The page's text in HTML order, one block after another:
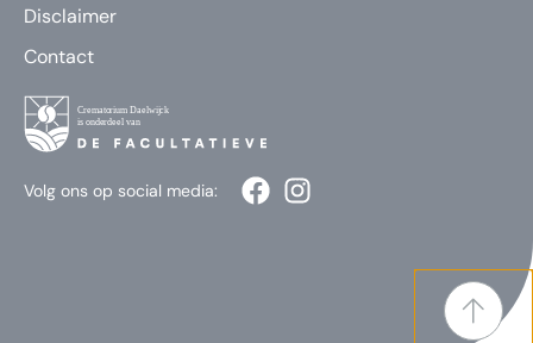
Disclaimer
Contact
Volg ons op social media: